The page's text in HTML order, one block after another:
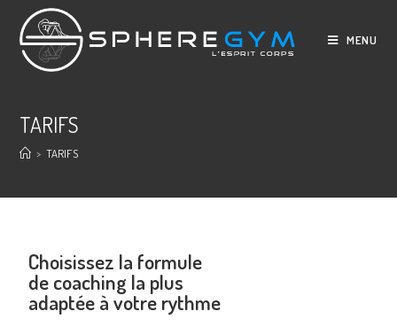
MENU
TARIFS
> TARIFS
Choisissez la formule
de coaching la plus
adaptée à votre rythme